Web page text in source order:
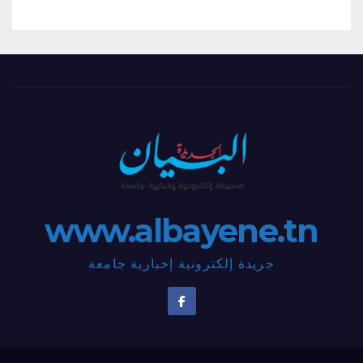
www.albayene.tn
جريدة إلكترونية إخبارية جامعة